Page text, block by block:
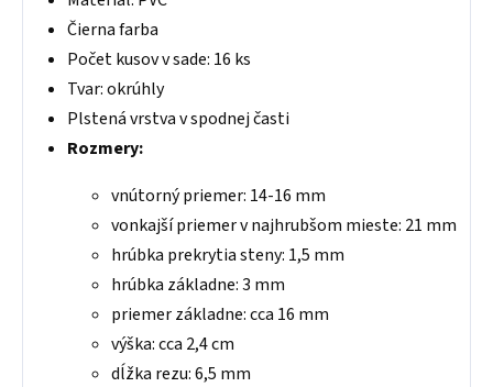
Čierna farba
Počet kusov v sade: 16 ks
Tvar: okrúhly
Plstená vrstva v spodnej časti
Rozmery:
vnútorný priemer: 14-16 mm
vonkajší priemer v najhrubšom mieste: 21 mm
hrúbka prekrytia steny: 1,5 mm
hrúbka základne: 3 mm
priemer základne: cca 16 mm
výška: cca 2,4 cm
dĺžka rezu: 6,5 mm